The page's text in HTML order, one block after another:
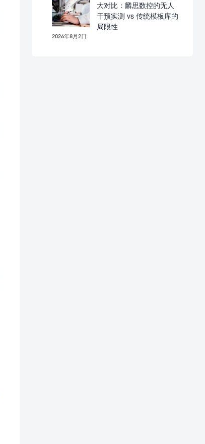
大对比：麟思数控的无人
干预实测 vs 传统模板库的
局限性
2026年8月2日